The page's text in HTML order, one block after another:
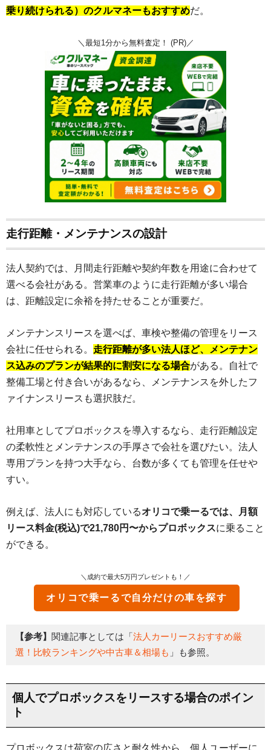
乗り続けられる）のクルマネーもおすすめだ。
＼最短1分から無料査定！ (PR)／
走行距離・メンテナンスの設計
法人契約では、月間走行距離や契約年数を用途に合わせて
選べる会社がある。営業車のように走行距離が多い場合
は、距離設定に余裕を持たせることが重要だ。
メンテナンスリースを選べば、車検や整備の管理をリース
会社に任せられる。 走行距離が多い法人ほど、メンテナン
ス込みのプランが結果的に割安になる場合がある。自社で
整備工場と付き合いがあるなら、メンテナンスを外したフ
ァイナンスリースも選択肢だ。
社用車としてプロボックスを導入するなら、走行距離設定
の柔軟性とメンテナンスの手厚さで会社を選びたい。法人
専用プランを持つ大手なら、台数が多くても管理を任せや
すい。
例えば、法人にも対応しているオリコで乗ーるでは、月額
リース料金(税込)で21,780円〜からプロボックスに乗ること
ができる。
＼成約で最大5万円プレゼントも！／
オリコで乗ーるで自分だけの車を探す
【参考】 関連記事としては「法人カーリースおすすめ厳
選！比較ランキングや中古車＆相場も 」も参照。
個人でプロボックスをリースする場合のポイン
ト
プロボックスは荷室の広さと耐久性から、個人ユーザーに